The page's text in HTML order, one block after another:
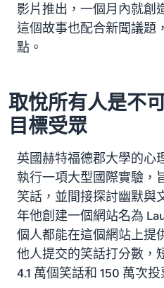
影片推出，一個月內就創
這個故事也配合新聞議題
點。
取悅所有人是不
目標受眾
英國赫特福德郡大學的心
執行一項大型國際實驗，
笑話，並間接探討幽默與
年他創建一個網站名為
個人都能在這個網站上提
他人提交的笑話打分數，
4.1 萬個笑話和 150 萬次投